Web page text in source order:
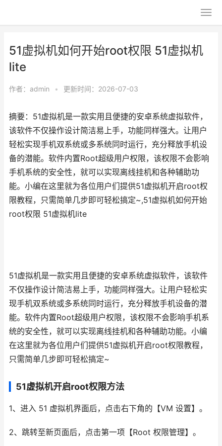
51虚拟机如何开始root权限 51虚拟机
lite
作者： admin • 更新时间：2026-07-03
摘要：51虚拟机是一款实用且便捷的安卓系统虚拟软件，
该软件不仅操作设计简洁易上手，功能同样强大。让用户
轻松实现手机双系统或多系统同时运行，充分释放手机设
备的潜能。软件内置Root超级用户权限，该权限不会影响
手机系统的安全性，就可以实现离线挂机和各种辅助功
能。小编在这里就为各位用户们提供51虚拟机开启root权
限教程，只需简单几步即可轻松搞定~,51虚拟机如何开始
root权限 51虚拟机lite
51虚拟机是一款实用且便捷的安卓系统虚拟软件，该软件
不仅操作设计简洁易上手，功能同样强大。让用户轻松实
现手机双系统或多系统同时运行，充分释放手机设备的潜
能。软件内置Root超级用户权限，该权限不会影响手机系
统的安全性，就可以实现离线挂机和各种辅助功能。小编
在这里就为各位用户们提供51虚拟机开启root权限教程，
只需简单几步即可轻松搞定~
51虚拟机开启root权限方法
1、进入 51 虚拟机界面后，点击右下角的【VM 设置】。
2、跳转至新页面后，点击第一项【Root 权限管理】。